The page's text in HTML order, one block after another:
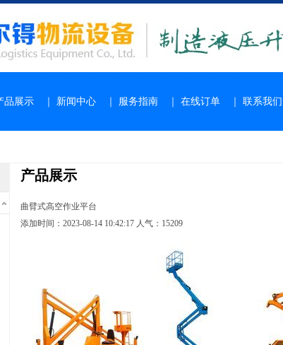
品展示｜新闻中心｜服务指南｜在线订单｜联系我们
产品展示
曲臂式高空作业平台
添加时间：2023-08-14 10:42:17 人气：15209